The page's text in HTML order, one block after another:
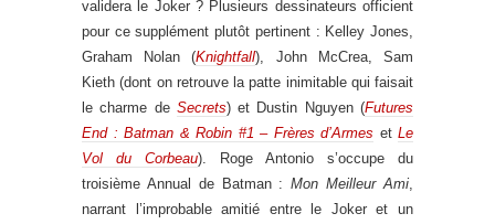
validera le Joker ? Plusieurs dessinateurs officient
pour ce supplément plutôt pertinent : Kelley Jones,
Graham Nolan (Knightfall), John McCrea, Sam
Kieth (dont on retrouve la patte inimitable qui faisait
le charme de Secrets) et Dustin Nguyen (Futures
End : Batman & Robin #1 – Frères d’Armes et Le
Vol du Corbeau). Roge Antonio s’occupe du
troisième Annual de Batman :Mon Meilleur Ami
narrant l’improbable amitié entre le Joker et un